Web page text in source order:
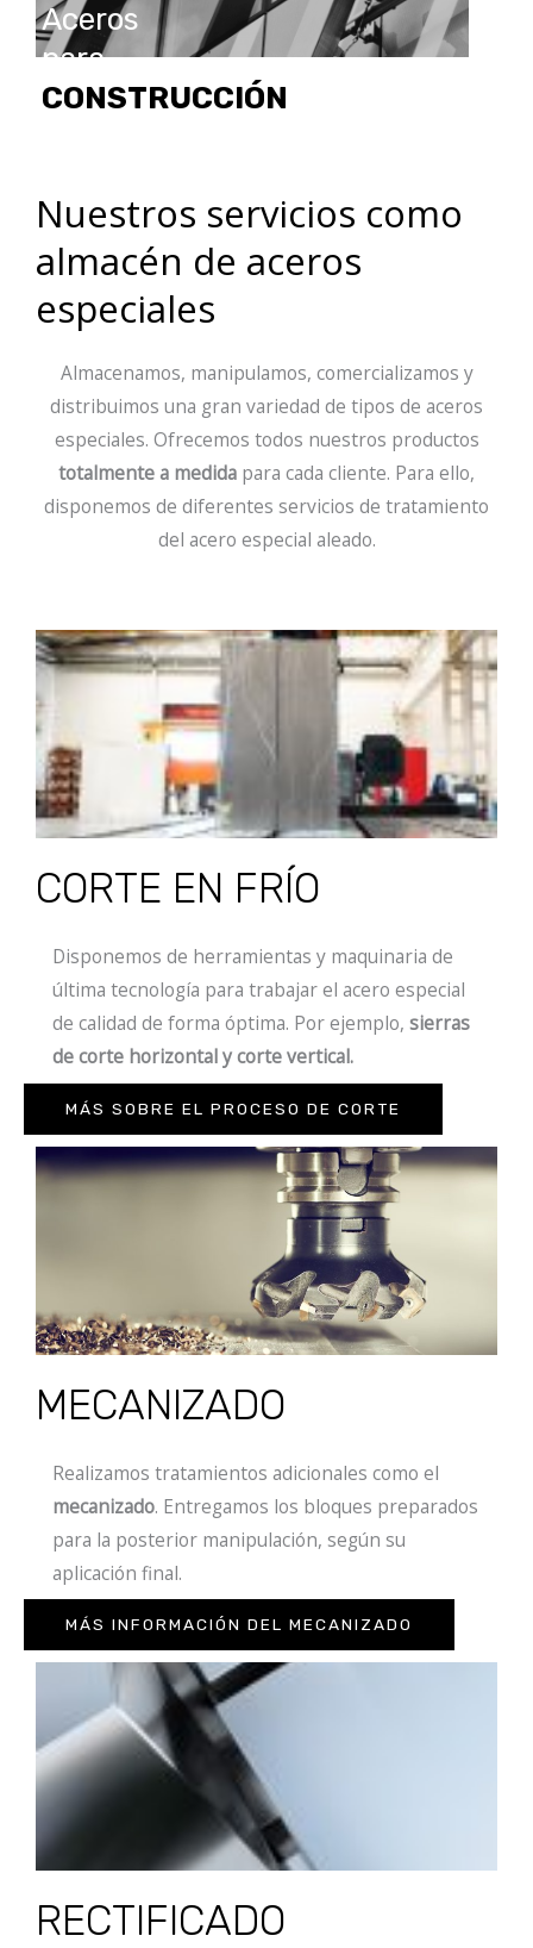
Aceros
para
CONSTRUCCIÓN
Nuestros servicios como
almacén de aceros
especiales
Almacenamos, manipulamos, comercializamos y
distribuimos una gran variedad de tipos de aceros
especiales. Ofrecemos todos nuestros productos
totalmente a medida para cada cliente. Para ello,
disponemos de diferentes servicios de tratamiento
del acero especial aleado.
CORTE EN FRÍO
Disponemos de herramientas y maquinaria de
última tecnología para trabajar el acero especial
de calidad de forma óptima. Por ejemplo, sierras
de corte horizontal y corte vertical.
MÁS SOBRE EL PROCESO DE CORTE
MECANIZADO
Realizamos tratamientos adicionales como el
mecanizado. Entregamos los bloques preparados
para la posterior manipulación, según su
aplicación final.
MÁS INFORMACIÓN DEL MECANIZADO
RECTIFICADO